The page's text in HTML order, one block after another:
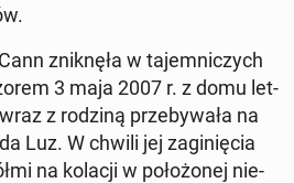
znik­nę­ła w ta­jem­ni­czych
3 maja 2007 r. z domu let­
z rodziną prze­by­wa­ła na
Luz. W chwili jej za­gi­nię­cia
na kolacji w po­ło­żo­nej nie­